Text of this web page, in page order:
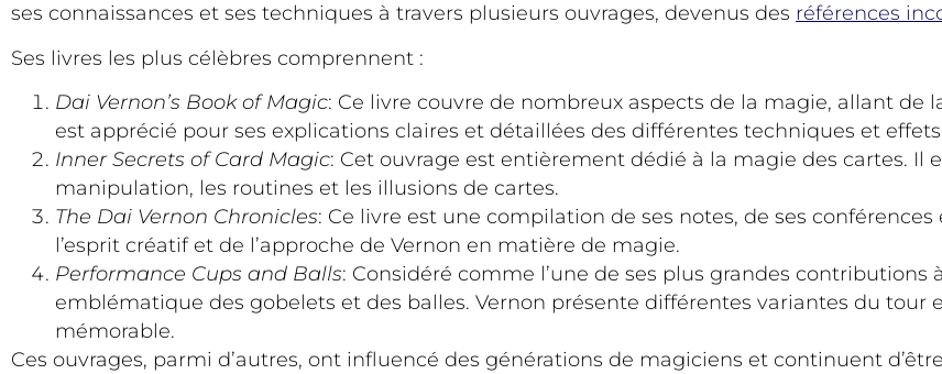
ses connaissances et ses techniques à travers plusieurs ouvrages, devenus des références
Ses livres les plus célèbres comprennent :
Dai Vernon’s Book of Magic: Ce livre couvre de nombreux aspects de la magie, allant de
est apprécié pour ses explications claires et détaillées des différentes techniques et
Inner Secrets of Card Magic: Cet ouvrage est entièrement dédié à la magie des cartes. Il
manipulation, les routines et les illusions de cartes.
The Dai Vernon Chronicles: Ce livre est une compilation de ses notes, de ses
l’esprit créatif et de l’approche de Vernon en matière de magie.
Performance Cups and Balls: Considéré comme l’une de ses plus grandes
emblématique des gobelets et des balles. Vernon présente différentes variantes du tour
mémorable.
Ces ouvrages, parmi d’autres, ont influencé des générations de magiciens et continuent